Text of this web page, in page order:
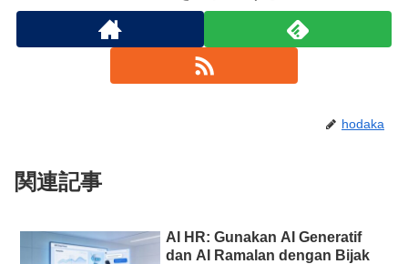
hodaka
関連記事
AI HR: Gunakan AI Generatif
dan AI Ramalan dengan Bijak